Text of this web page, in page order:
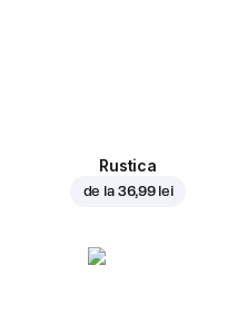
Rustica
de la 36,99 lei